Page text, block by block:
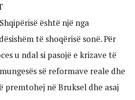
është një nga
të shoqërisë sonë. Për
u ndal si pasojë e krizave të
së reformave reale dhe
premtohej në Bruksel dhe asaj